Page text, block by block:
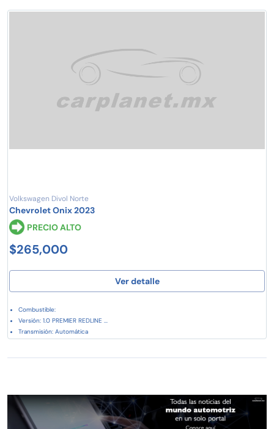
Volkswagen Divol Norte
Chevrolet Onix 2023
PRECIO ALTO
$265,000
Ver detalle
Combustible:
Versión: 1.0 PREMIER REDLINE ...
Transmisión: Automática